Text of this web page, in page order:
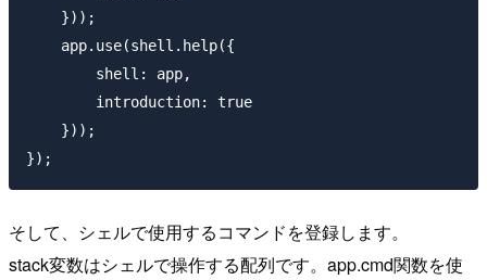
    }));
    app.use(shell.help({
        shell: app,
        introduction: true
    }));
そして、シェルで使用するコマンドを登録します。
stack変数はシェルで操作する配列です。app.cmd関数を使